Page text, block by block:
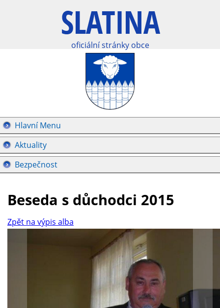
oficiální stránky obce
Hlavní Menu
Aktuality
Bezpečnost
Beseda s důchodci 2015
Zpět na výpis alba